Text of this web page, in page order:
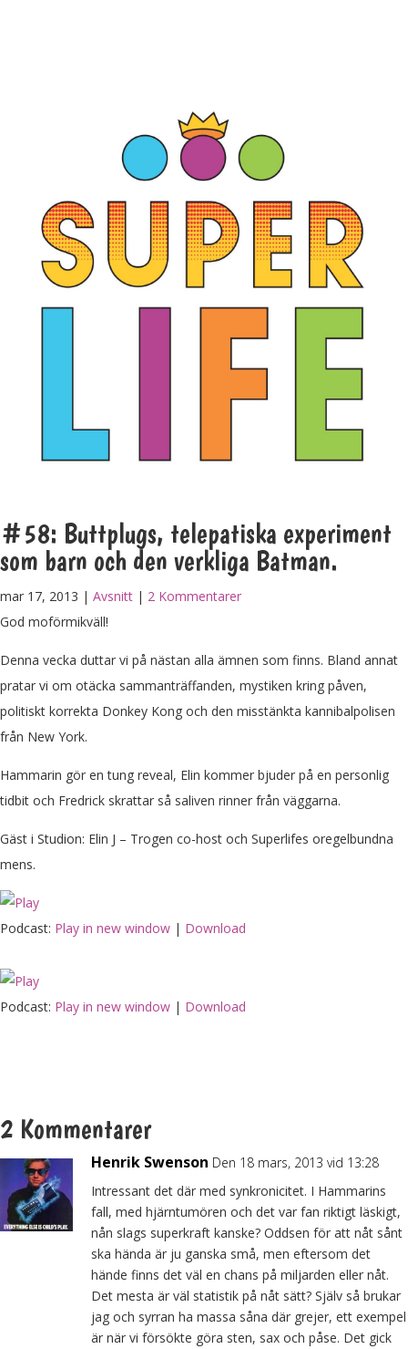
#58: Buttplugs, telepatiska experiment
som barn och den verkliga Batman.
mar 17, 2013 | Avsnitt | 2 Kommentarer
God moförmikväll!
Denna vecka duttar vi på nästan alla ämnen som finns. Bland annat
pratar vi om otäcka sammanträffanden, mystiken kring påven,
politiskt korrekta Donkey Kong och den misstänkta kannibalpolisen
från New York.
Hammarin gör en tung reveal, Elin kommer bjuder på en personlig
tidbit och Fredrick skrattar så saliven rinner från väggarna.
Gäst i Studion: Elin J – Trogen co-host och Superlifes oregelbundna
mens.
Podcast: Play in new window | Download
Podcast: Play in new window | Download
2 Kommentarer
Henrik Swenson Den 18 mars, 2013 vid 13:28
Intressant det där med synkronicitet. I Hammarins
fall, med hjärntumören och det var fan riktigt läskigt,
nån slags superkraft kanske? Oddsen för att nåt sånt
ska hända är ju ganska små, men eftersom det
hände finns det väl en chans på miljarden eller nåt.
Det mesta är väl statistik på nåt sätt? Själv så brukar
jag och syrran ha massa såna där grejer, ett exempel
är när vi försökte göra sten, sax och påse. Det gick